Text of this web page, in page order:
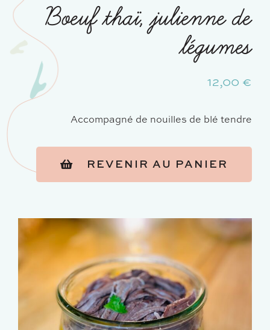
Boeuf thaï, julienne de
légumes
12,00 €
Accompagné de nouilles de blé tendre
REVENIR AU PANIER